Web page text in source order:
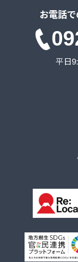
お電話
平日